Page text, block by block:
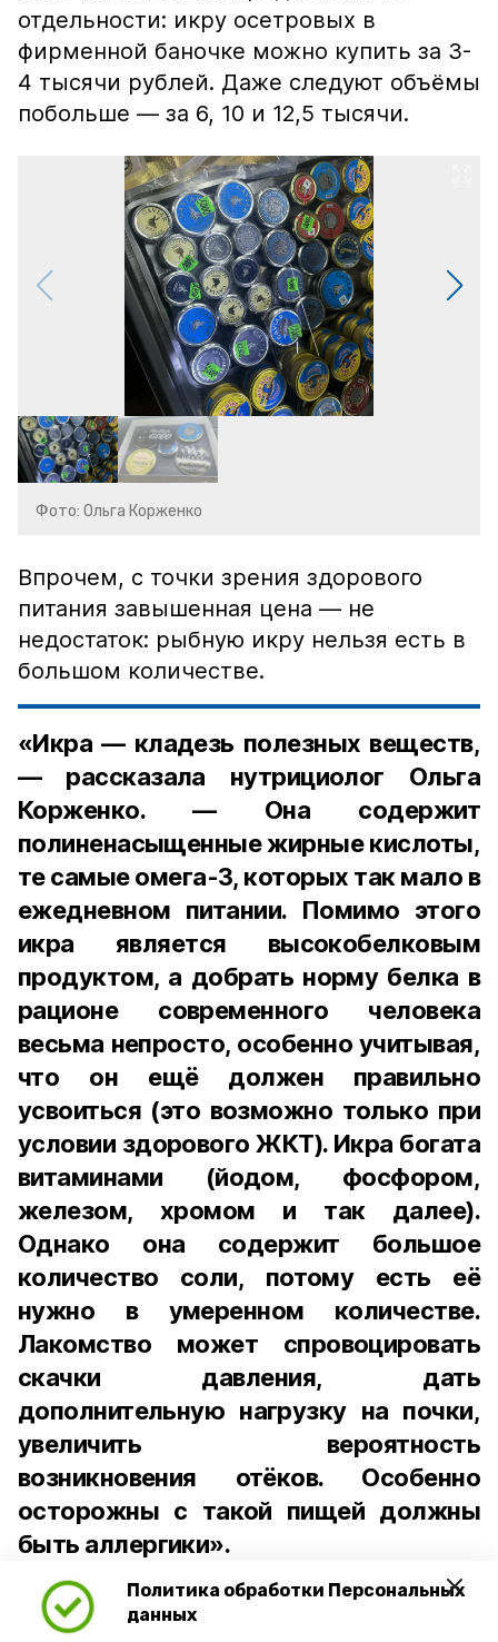
Политика обработки Персональных
данных
отдельности: икру осетровых в
фирменной баночке можно купить за 3-
4 тысячи рублей. Даже следуют объёмы
побольше — за 6, 10 и 12,5 тысячи.
Фото: Ольга Корженко
Впрочем, с точки зрения здорового
питания завышенная цена — не
недостаток: рыбную икру нельзя есть в
большом количестве.
«Икра — кладезь полезных веществ,
— рассказала нутрициолог Ольга
Корженко. — Она содержит
полиненасыщенные жирные кислоты,
те самые омега-3, которых так мало в
ежедневном питании. Помимо этого
икра является высокобелковым
продуктом, а добрать норму белка в
рационе современного человека
весьма непросто, особенно учитывая,
что он ещё должен правильно
усвоиться (это возможно только при
условии здорового ЖКТ). Икра богата
витаминами (йодом, фосфором,
железом, хромом и так далее).
Однако она содержит большое
количество соли, потому есть её
нужно в умеренном количестве.
Лакомство может спровоцировать
скачки давления, дать
дополнительную нагрузку на почки,
увеличить вероятность
возникновения отёков. Особенно
осторожны с такой пищей должны
быть аллергики».
Для взрослого человека безопасной
порцией икры считается 30-50 граммов